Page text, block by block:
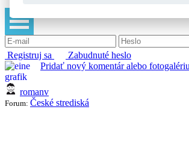
Registruj sa
Zabudnuté heslo
Pridať nový komentár alebo fotogalériu
romanv
Forum: České strediská